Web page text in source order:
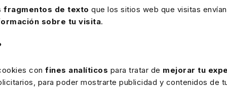
fragmentos de texto que los sitios web que visitas
sobre tu visita.
con fines analíticos para tratar de mejorar tu
para poder mostrarte publicidad y contenidos de
edición del
las últimas
Corporativas
analiza el deber de
a la representación
Congreso
Los principales expertos
España sobre normativa y